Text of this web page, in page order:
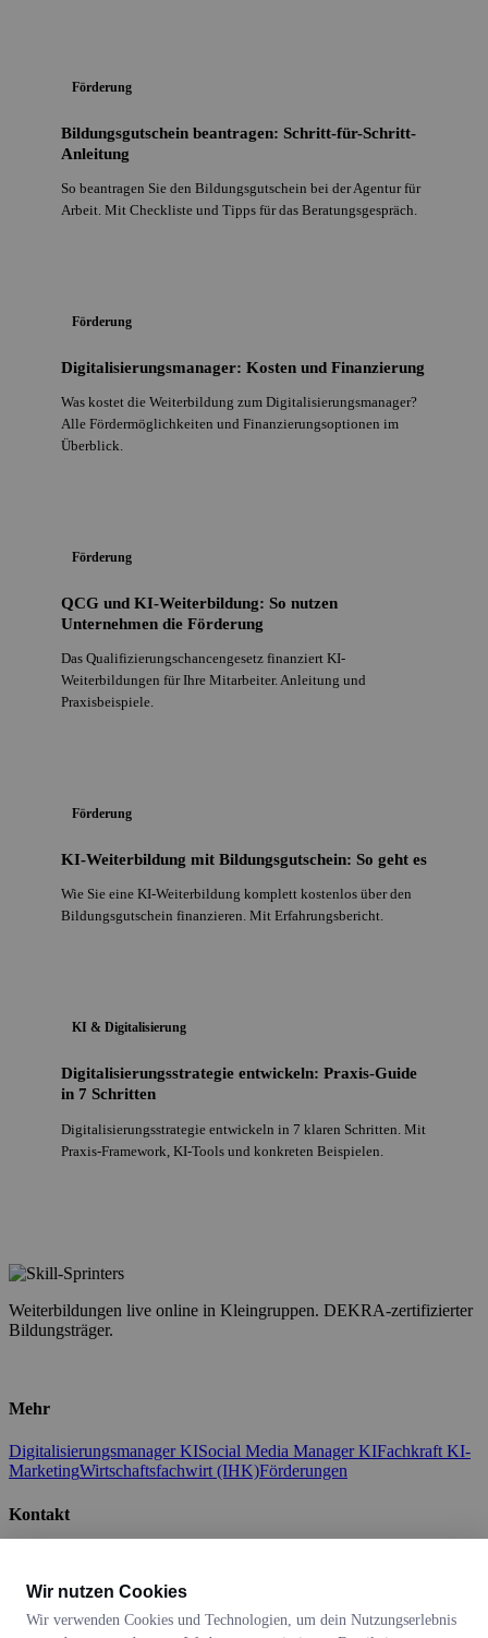
Förderung
Bildungsgutschein beantragen: Schritt-für-Schritt-
Anleitung
So beantragen Sie den Bildungsgutschein bei der Agentur für
Arbeit. Mit Checkliste und Tipps für das Beratungsgespräch.
Förderung
Digitalisierungsmanager: Kosten und Finanzierung
Was kostet die Weiterbildung zum Digitalisierungsmanager?
Alle Fördermöglichkeiten und Finanzierungsoptionen im
Überblick.
Förderung
QCG und KI-Weiterbildung: So nutzen
Unternehmen die Förderung
Das Qualifizierungschancengesetz finanziert KI-
Weiterbildungen für Ihre Mitarbeiter. Anleitung und
Praxisbeispiele.
Förderung
KI-Weiterbildung mit Bildungsgutschein: So geht es
Wie Sie eine KI-Weiterbildung komplett kostenlos über den
Bildungsgutschein finanzieren. Mit Erfahrungsbericht.
KI & Digitalisierung
Digitalisierungsstrategie entwickeln: Praxis-Guide
in 7 Schritten
Digitalisierungsstrategie entwickeln in 7 klaren Schritten. Mit
Praxis-Framework, KI-Tools und konkreten Beispielen.
Weiterbildungen live online in Kleingruppen. DEKRA-zertifizierter
Bildungsträger.
Mehr
Digitalisierungsmanager KISocial Media Manager KIFachkraft KI-
MarketingWirtschaftsfachwirt (IHK)Förderungen
Kontakt
DEKRA-zertifiziert
nach AZAV
Wir nutzen Cookies
Wir verwenden Cookies und Technologien, um dein Nutzungserlebnis